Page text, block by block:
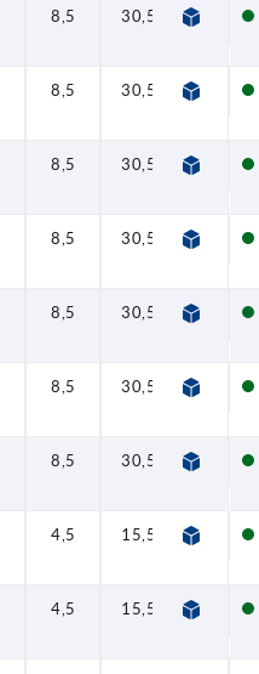
8,5 30,5
8,5 30,5
8,5 30,5
8,5 30,5
8,5 30,5
8,5 30,5
8,5 30,5
4,5 15,5
4,5 15,5